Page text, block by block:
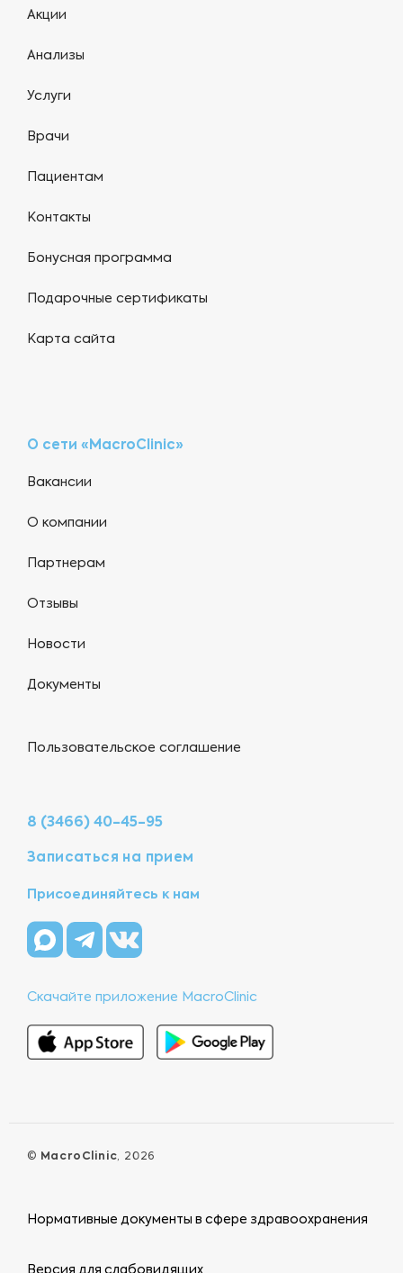
Акции
Анализы
Услуги
Врачи
Пациентам
Контакты
Бонусная программа
Подарочные сертификаты
Карта сайта
О сети «MacroClinic»
Вакансии
О компании
Партнерам
Отзывы
Новости
Документы
Пользовательское соглашение
8 (3466) 40-45-95
Записаться на прием
Присоединяйтесь к нам
Скачайте приложение MacroClinic
© MacroClinic, 2026
Нормативные документы в сфере здравоохранения
Версия для слабовидящих